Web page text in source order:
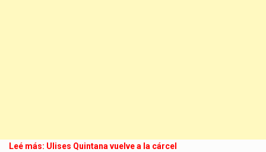
Leé más: Ulises Quintana vuelve a la cárcel